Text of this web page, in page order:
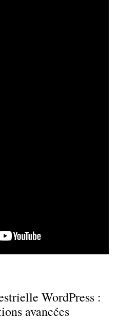
WordPress :
avancées